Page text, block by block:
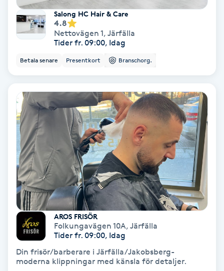
Fibromassage
Fillers
Fotmassage
Fotsvamp
Fotvård
Fransar
Fransborttagning
Fransfärgning
Fransförlängning
Fransförlängning Megavolym
Salong HC Hair & Care
4.8
Nettovägen 1, Järfälla
Tider fr. 09:00, Idag
Betala senare Presentkort Branschorg.
AROS FRISÖR
Folkungavägen 10A, Järfälla
Tider fr. 09:00, Idag
Din frisör/barberare i Järfälla/Jakobsberg-
moderna klippningar med känsla för detaljer.